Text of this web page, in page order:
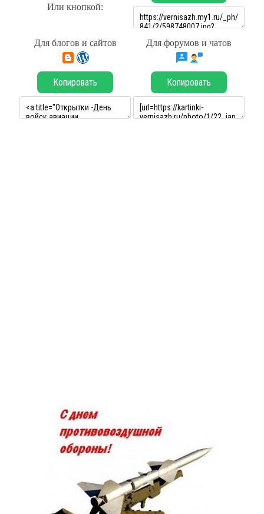
Или кнопкой:
Для блогов и сайтов Для форумов и чатов
Копировать Копировать